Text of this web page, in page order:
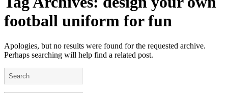
football uniform for fun
Apologies, but no results were found for the requested archive.
Perhaps searching will help find a related post.